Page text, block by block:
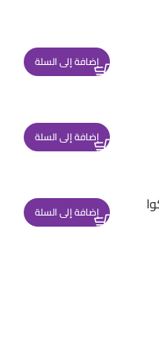
إضافة إلى السلة
إضافة إلى السلة
إضافة إلى السلة